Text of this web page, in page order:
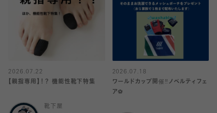
2026.07.22
【親指専用】！？ 機能性靴下特集
靴下屋
2026.07.18
ワールドカップ開催‼️ノベルティフェ
ア⚽️